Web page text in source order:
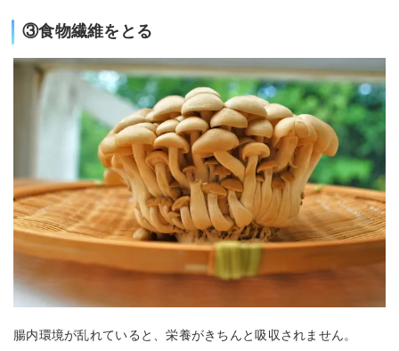
③食物繊維をとる
腸内環境が乱れていると、栄養がきちんと吸収されません。